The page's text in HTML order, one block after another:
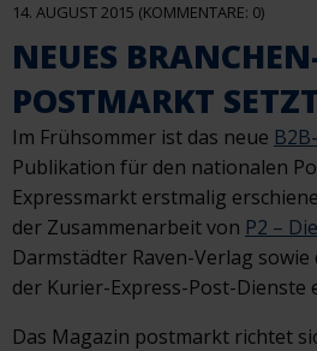
14. AUGUST 2015 (KOMMENTARE: 0)
NEUES
POSTMARKT
Im Frühsommer ist das neue
Publikation für den nationalen
Expressmarkt erstmalig
der Zusammenarbeit von P2 –
Darmstädter Raven-Verlag
der Kurier-Express-Post-Dienste
Das Magazin postmarkt richtet